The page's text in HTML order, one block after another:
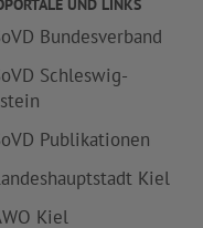
UND LINKS
Bundesverband
Schleswig-
Publikationen
Kiel
Kiel